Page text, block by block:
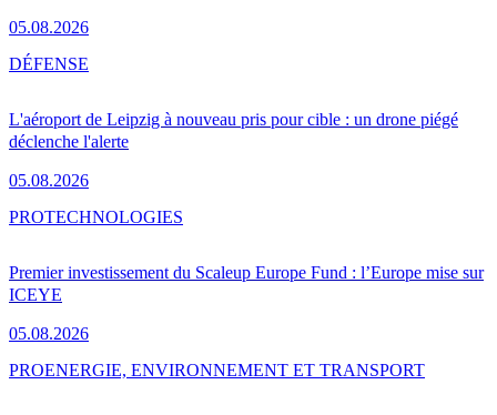
05.08.2026
L'aéroport de Leipzig à nouveau pris pour cible : un drone piégé
déclenche l'alerte
05.08.2026
DÉFENSE
Premier investissement du Scaleup Europe Fund : l’Europe mise sur
ICEYE
05.08.2026
PROTECHNOLOGIES
PROENERGIE, ENVIRONNEMENT ET TRANSPORT